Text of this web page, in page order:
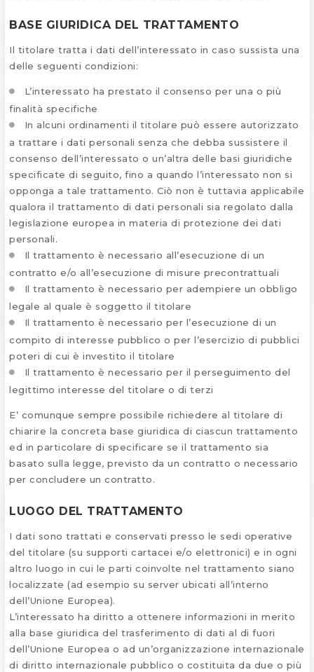
BASE GIURIDICA DEL TRATTAMENTO
Il titolare tratta i dati dell’interessato in caso sussista una
delle seguenti condizioni:
L’interessato ha prestato il consenso per una o più
finalità specifiche
In alcuni ordinamenti il titolare può essere autorizzato
a trattare i dati personali senza che debba sussistere il
consenso dell’interessato o un’altra delle basi giuridiche
specificate di seguito, fino a quando l’interessato non si
opponga a tale trattamento. Ciò non è tuttavia applicabile
qualora il trattamento di dati personali sia regolato dalla
legislazione europea in materia di protezione dei dati
personali.
Il trattamento è necessario all’esecuzione di un
contratto e/o all’esecuzione di misure precontrattuali
Il trattamento è necessario per adempiere un obbligo
legale al quale è soggetto il titolare
Il trattamento è necessario per l’esecuzione di un
compito di interesse pubblico o per l’esercizio di pubblici
poteri di cui è investito il titolare
Il trattamento è necessario per il perseguimento del
legittimo interesse del titolare o di terzi
E’ comunque sempre possibile richiedere al titolare di
chiarire la concreta base giuridica di ciascun trattamento
ed in particolare di specificare se il trattamento sia
basato sulla legge, previsto da un contratto o necessario
per concludere un contratto.
LUOGO DEL TRATTAMENTO
I dati sono trattati e conservati presso le sedi operative
del titolare (su supporti cartacei e/o elettronici) e in ogni
altro luogo in cui le parti coinvolte nel trattamento siano
localizzate (ad esempio su server ubicati all’interno
dell’Unione Europea).
L’interessato ha diritto a ottenere informazioni in merito
alla base giuridica del trasferimento di dati al di fuori
dell’Unione Europea o ad un’organizzazione internazionale
di diritto internazionale pubblico o costituita da due o più